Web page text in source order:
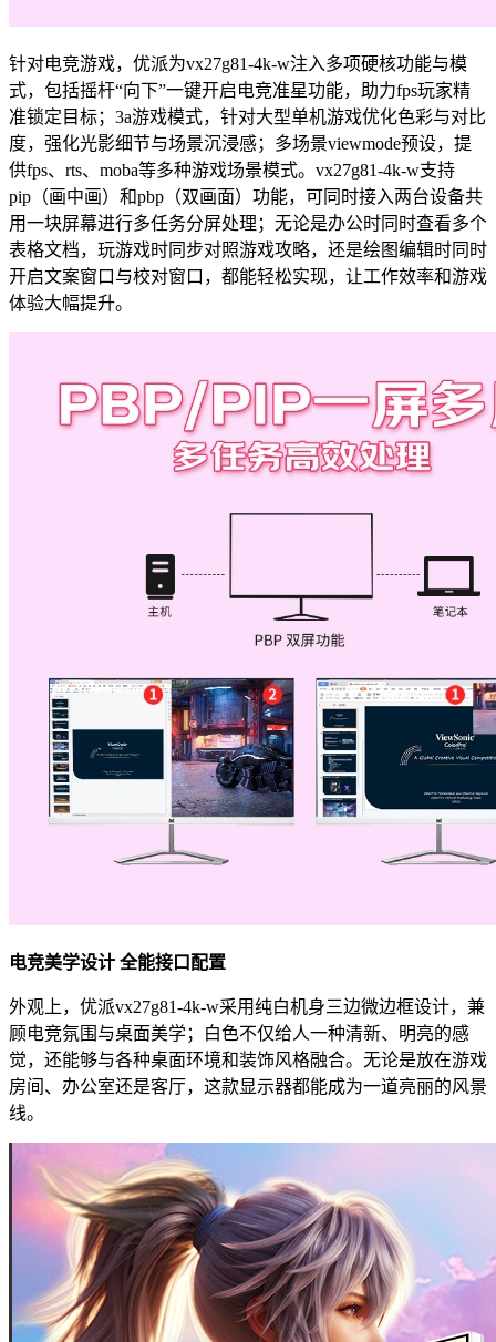
针对电竞游戏，优派为vx27g81-4k-w注入多项硬核功能与模
式，包括摇杆“向下”一键开启电竞准星功能，助力fps玩家精
准锁定目标；3a游戏模式，针对大型单机游戏优化色彩与对比
度，强化光影细节与场景沉浸感；多场景viewmode预设，提
供fps、rts、moba等多种游戏场景模式。vx27g81-4k-w支持
pip（画中画）和pbp（双画面）功能，可同时接入两台设备共
用一块屏幕进行多任务分屏处理；无论是办公时同时查看多个
表格文档，玩游戏时同步对照游戏攻略，还是绘图编辑时同时
开启文案窗口与校对窗口，都能轻松实现，让工作效率和游戏
体验大幅提升。
电竞美学设计 全能接口配置
外观上，优派vx27g81-4k-w采用纯白机身三边微边框设计，兼
顾电竞氛围与桌面美学；白色不仅给人一种清新、明亮的感
觉，还能够与各种桌面环境和装饰风格融合。无论是放在游戏
房间、办公室还是客厅，这款显示器都能成为一道亮丽的风景
线。